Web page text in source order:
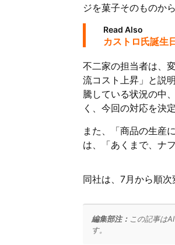
ジを菓子そのものか
Read Also
カストロ氏誕生
不二家の担当者は、
流コスト上昇」と説
騰している状況の中
く、今回の対応を決
また、「商品の生産
は、「あくまで、ナ
同社は、7月から順
編集部注： この記事は
す。